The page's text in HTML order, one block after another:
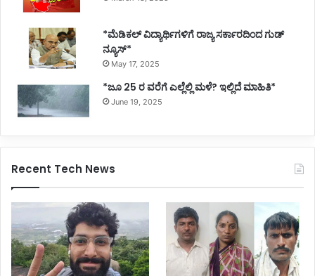
*ಮೆಡಿಕಲ್ ವಿದ್ಯಾರ್ಥಿಗಳಿಗೆ ರಾಜ್ಯ ಸರ್ಕಾರದಿಂದ ಗುಡ್
ನ್ಯೂಸ್*
May 17, 2025
*ಜೂ 25 ರ ವರೆಗೆ ಎಲ್ಲೆಲ್ಲಿ ಮಳೆ? ಇಲ್ಲಿದೆ ಮಾಹಿತಿ*
June 19, 2025
Recent Tech News